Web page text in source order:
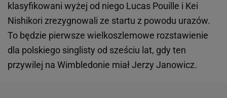
klasyfikowani wyżej od niego Lucas Pouille i Kei
Nishikori zrezygnowali ze startu z powodu urazów.
To będzie pierwsze wielkoszlemowe rozstawienie
dla polskiego singlisty od sześciu lat, gdy ten
przywilej na Wimbledonie miał Jerzy Janowicz.